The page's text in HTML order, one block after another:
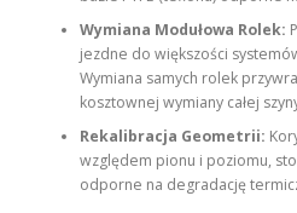
Wymiana Modułowa Rolek:
jezdne do większości
Wymiana samych rolek
kosztownej wymiany całej
Rekalibracja Geometrii:
względem pionu i poziomu,
odporne na degradację